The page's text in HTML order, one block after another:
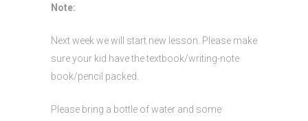
Note:
Next week we will start new lesson. Please make
sure your kid have the textbook/writing-note
book/pencil packed.
Please bring a bottle of water and some